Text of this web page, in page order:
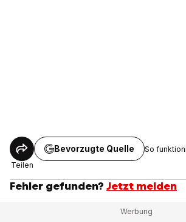
Teilen
Bevorzugte Quelle So
Fehler gefunden? Jetzt melden